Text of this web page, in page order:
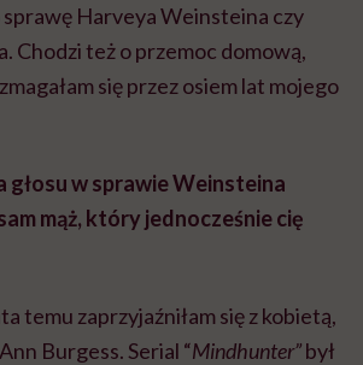
Harveya Weinsteina czy
Chodzi też o przemoc domową,
się przez osiem lat mojego
głosu w sprawie Weinsteina
mąż, który jednocześnie cię
temu zaprzyjaźniłam się z kobietą,
Burgess. Serial “Mindhunter”był